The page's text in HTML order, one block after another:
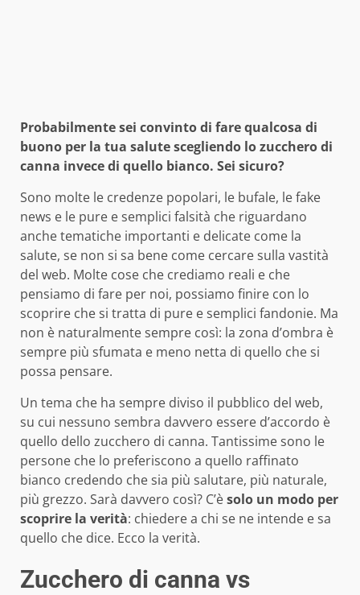
Probabilmente sei convinto di fare qualcosa di
buono per la tua salute scegliendo lo zucchero di
canna invece di quello bianco. Sei sicuro?
Sono molte le credenze popolari, le bufale, le fake
news e le pure e semplici falsità che riguardano
anche tematiche importanti e delicate come la
salute, se non si sa bene come cercare sulla vastità
del web. Molte cose che crediamo reali e che
pensiamo di fare per noi, possiamo finire con lo
scoprire che si tratta di pure e semplici fandonie. Ma
non è naturalmente sempre così: la zona d’ombra è
sempre più sfumata e meno netta di quello che si
possa pensare.
Un tema che ha sempre diviso il pubblico del web,
su cui nessuno sembra davvero essere d’accordo è
quello dello zucchero di canna. Tantissime sono le
persone che lo preferiscono a quello raffinato
bianco credendo che sia più salutare, più naturale,
più grezzo. Sarà davvero così? C’èsolo un modo per
scoprire la verità: chiedere a chi se ne intende e sa
quello che dice. Ecco la verità.
Zucchero di canna vs